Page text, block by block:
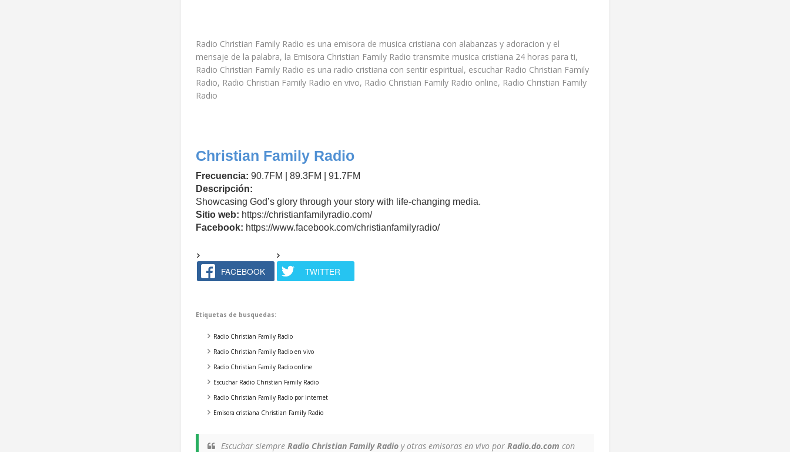
Radio Christian Family Radio es una emisora de musica cristiana con alabanzas y adoracion y el
mensaje de la palabra, la Emisora Christian Family Radio transmite musica cristiana 24 horas para ti,
Radio Christian Family Radio es una radio cristiana con sentir espiritual, escuchar Radio Christian Family
Radio, Radio Christian Family Radio en vivo, Radio Christian Family Radio online, Radio Christian Family
Radio
Christian Family Radio
Frecuencia: 90.7FM | 89.3FM | 91.7FM
Descripción:
Showcasing God’s glory through your story with life-changing media.
Sitio web: https://christianfamilyradio.com/
Facebook: https://www.facebook.com/christianfamilyradio/
FACEBOOK TWITTER
Etiquetas de busquedas:
Radio Christian Family Radio
Radio Christian Family Radio en vivo
Radio Christian Family Radio online
Escuchar Radio Christian Family Radio
Radio Christian Family Radio por internet
Emisora cristiana Christian Family Radio
Escuchar siempre Radio Christian Family Radio y otras emisoras en vivo por Radio.do.com con